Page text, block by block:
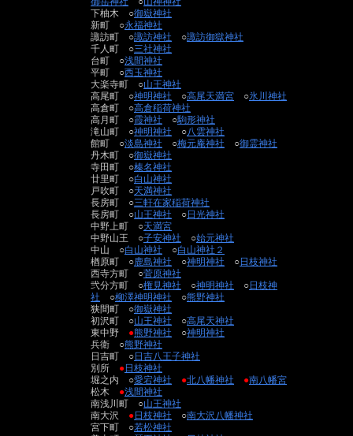
下柚木 ○御嶽神社
新町 ○永福神社
諏訪町 ○諏訪神社 ○諏訪御獄神社
千人町 ○三社神社
台町 ○浅間神社
平町 ○西玉神社
大楽寺町 ○山王神社
高尾町 ○神明神社 ○高尾天満宮 ○氷川神社
高倉町 ○高倉稲荷神社
高月町 ○霞神社 ○駒形神社
滝山町 ○神明神社 ○八雲神社
館町 ○淡島神社 ○梅元庵神社 ○御霊神社
丹木町 ○御嶽神社
寺田町 ○榛名神社
廿里町 ○白山神社
戸吹町 ○天満神社
長房町 ○三軒在家稲荷神社
長房町 ○山王神社 ○日光神社
中野上町 ○天満宮
中野山王 ○子安神社 ○始元神社
中山 ○白山神社 ○白山神社２
楢原町 ○鹿島神社 ○神明神社 ○日枝神社
西寺方町 ○菅原神社
弐分方町 ○権見神社 ○神明神社 ○日枝神
社 ○柳澤神明神社 ○熊野神社
狭間町 ○御嶽神社
初沢町 ○山王神社 ○高尾天神社
東中野 ●熊野神社 ○神明神社
兵衛 ○熊野神社
日吉町 ○日吉八王子神社
別所 ●日枝神社
堀之内 ○愛宕神社 ●北八幡神社 ●南八幡宮
松木 ●浅間神社
南浅川町 ○山王神社
南大沢 ●日枝神社 ○南大沢八幡神社
宮下町 ○若松神社